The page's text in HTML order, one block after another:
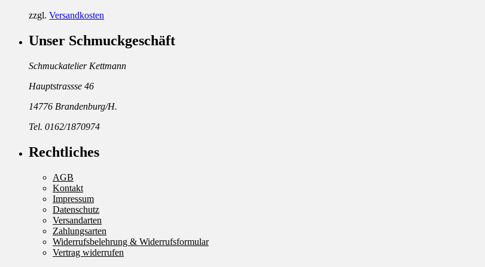
zzgl. Versandkosten
Unser Schmuckgeschäft
Schmuckatelier Kettmann
Hauptstrassse 46
14776 Brandenburg/H.
Tel. 0162/1870974
Rechtliches
AGB
Kontakt
Impressum
Datenschutz
Versandarten
Zahlungsarten
Widerrufsbelehrung & Widerrufsformular
Vertrag widerrufen